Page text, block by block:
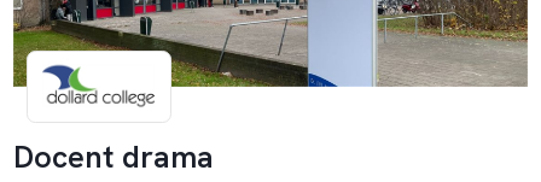
Docent drama